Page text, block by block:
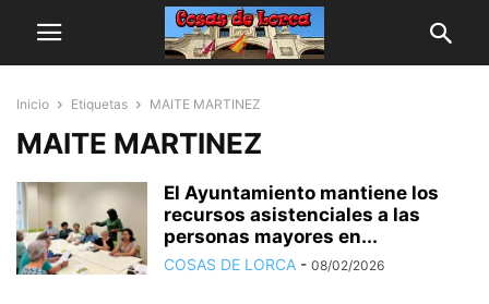
Inicio Etiquetas MAITE MARTINEZ
MAITE MARTINEZ
El Ayuntamiento mantiene los
recursos asistenciales a las
personas mayores en...
COSAS DE LORCA - 08/02/2026